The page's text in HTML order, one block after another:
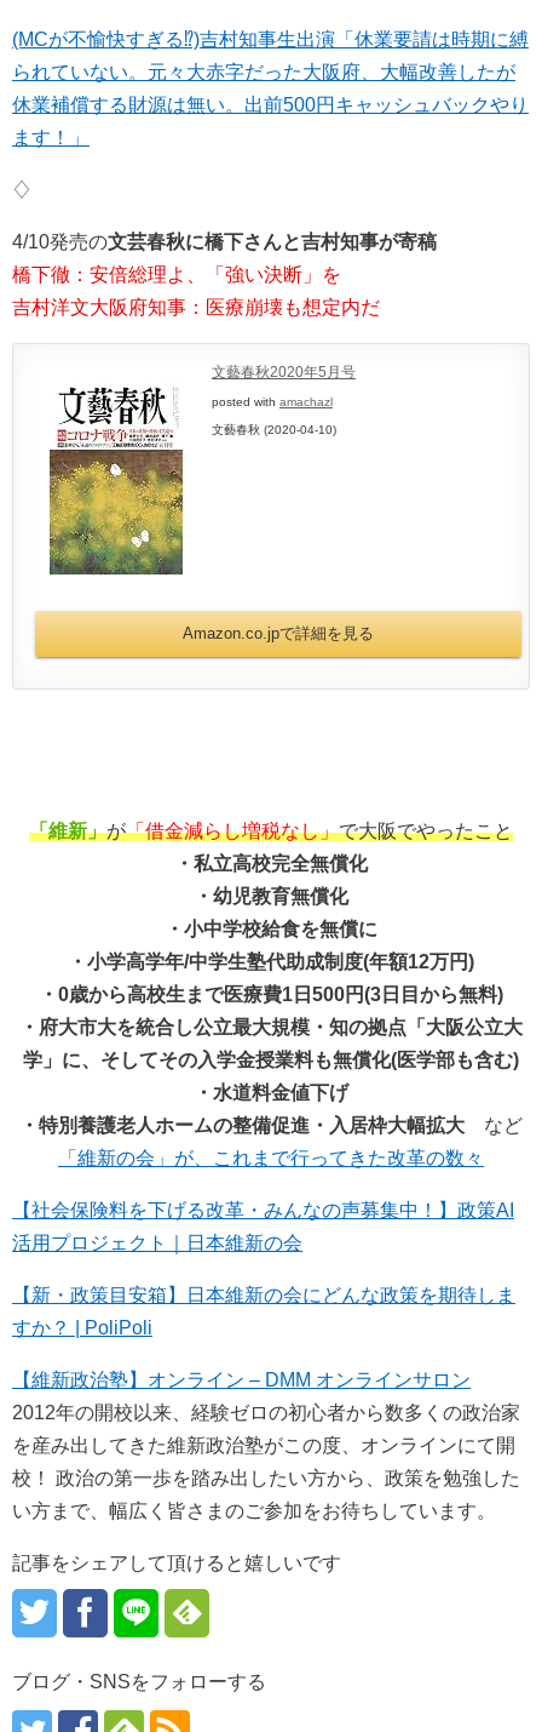
(MCが不愉快すぎる⁉)吉村知事生出演「休業要請は時期に縛
られていない。元々大赤字だった大阪府、大幅改善したが
休業補償する財源は無い。出前500円キャッシュバックやり
ます！」
♢
4/10発売の文芸春秋に橋下さんと吉村知事が寄稿
橋下徹：安倍総理よ、「強い決断」を
吉村洋文大阪府知事：医療崩壊も想定内だ
文藝春秋2020年5月号
posted with amachazl
文藝春秋 (2020-04-10)
Amazon.co.jpで詳細を見る
「維新」が「借金減らし増税なし」で大阪でやったこと
・私立高校完全無償化
・幼児教育無償化
・小中学校給食を無償に
・小学高学年/中学生塾代助成制度(年額12万円)
・0歳から高校生まで医療費1日500円(3日目から無料)
・府大市大を統合し公立最大規模・知の拠点「大阪公立大
学」に、そしてその入学金授業料も無償化(医学部も含む)
・水道料金値下げ
・特別養護老人ホームの整備促進・入居枠大幅拡大 など
「維新の会」が、これまで行ってきた改革の数々
【社会保険料を下げる改革・みんなの声募集中！】政策AI
活用プロジェクト｜日本維新の会
【新・政策目安箱】日本維新の会にどんな政策を期待しま
すか？ | PoliPoli
【維新政治塾】オンライン – DMM オンラインサロン
2012年の開校以来、経験ゼロの初心者から数多くの政治家
を産み出してきた維新政治塾がこの度、オンラインにて開
校！ 政治の第一歩を踏み出したい方から、政策を勉強した
い方まで、幅広く皆さまのご参加をお待ちしています。
記事をシェアして頂けると嬉しいです
ブログ・SNSをフォローする